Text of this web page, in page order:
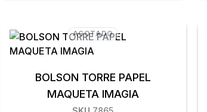
AGOTADO
BOLSON TORRE PAPEL
MAQUETA IMAGIA